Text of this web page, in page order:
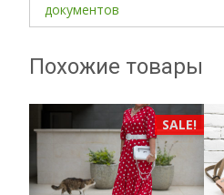
документов
Похожие товары
SALE!